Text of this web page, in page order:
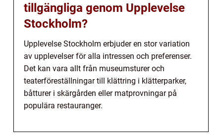
tillgängliga genom Upplevelse
Stockholm?
Upplevelse Stockholm erbjuder en stor variation
av upplevelser för alla intressen och preferenser.
Det kan vara allt från museumsturer och
teaterföreställningar till klättring i klätterparker,
båtturer i skärgården eller matprovningar på
populära restauranger.